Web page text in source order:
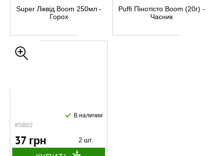
Super Ліквід Boom 250мл -
Горох
Puffi Пінотісто Boom (20г) -
Часник
#SB02
В наличии
37 грн 2 шт.